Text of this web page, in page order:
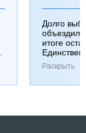
Долго
итоге
Раскрыть